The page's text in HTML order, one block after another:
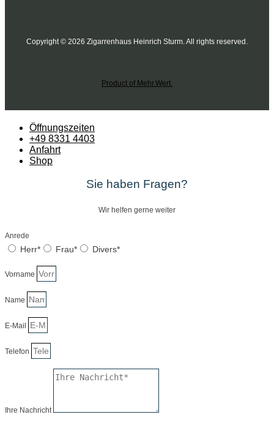
Copyright © 2026 Zigarrenhaus Heinrich Sturm. All rights reserved.
Product of Mehr.Wert.
Öffnungszeiten
+49 8331 4403
Anfahrt
Shop
Sie haben Fragen?
Wir helfen gerne weiter
Anrede
Herr* Frau* Divers*
Vorname
Name
E-Mail
Telefon
Ihre Nachricht